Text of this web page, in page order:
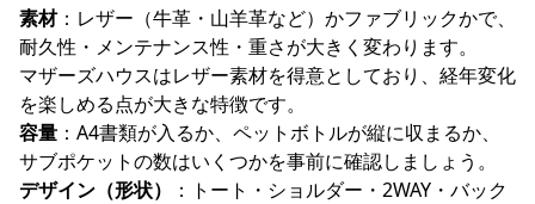
素材：レザー（牛革・山羊革など）かファブリックかで、
耐久性・メンテナンス性・重さが大きく変わります。
マザーズハウスはレザー素材を得意としており、経年変化
を楽しめる点が大きな特徴です。
容量 ：A4書類が入るか、ペットボトルが縦に収まるか、
サブポケットの数はいくつかを事前に確認しましょう。
デザイン（形状）
：トート・ショルダー・2WAY・バック